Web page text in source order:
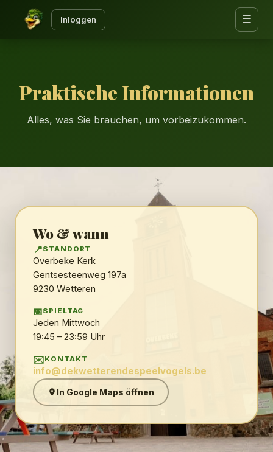
Inloggen ☰
Praktische Informationen
Alles, was Sie brauchen, um vorbeizukommen.
Wo & wann
📍STANDORT
Overbeke Kerk
Gentsesteenweg 197a
9230 Wetteren
📅SPIELTAG
Jeden Mittwoch
19:45 – 23:59 Uhr
✉️KONTAKT
info@dekwetterendespeelvogels.be
In Google Maps öffnen